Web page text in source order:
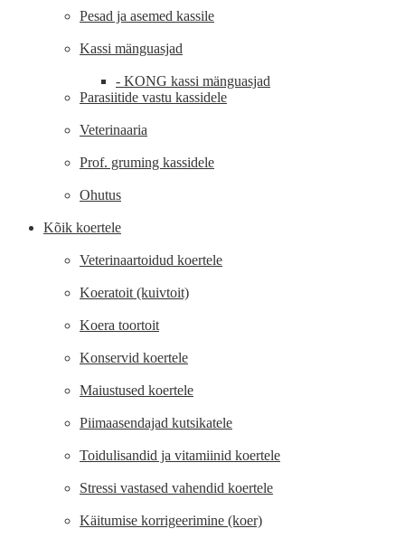
Pesad ja asemed kassile
Kassi mänguasjad
- KONG kassi mänguasjad
Parasiitide vastu kassidele
Veterinaaria
Prof. gruming kassidele
Ohutus
Kõik koertele
Veterinaartoidud koertele
Koeratoit (kuivtoit)
Koera toortoit
Konservid koertele
Maiustused koertele
Piimaasendajad kutsikatele
Toidulisandid ja vitamiinid koertele
Stressi vastased vahendid koertele
Käitumise korrigeerimine (koer)